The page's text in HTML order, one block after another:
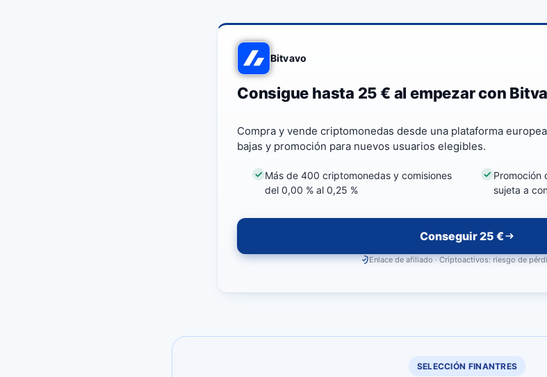
Bitvavo
Consigue hasta 25 € al empezar con
Compra y vende criptomonedas desde una plataforma
bajas y promoción para nuevos usuarios elegibles.
Más de 400 criptomonedas y comisiones
del 0,00 % al 0,25 %
Promoción
sujeta a
Conseguir 25 €
Enlace de afiliado · Criptoactivos: riesgo de
SELECCIÓN FINANTRES